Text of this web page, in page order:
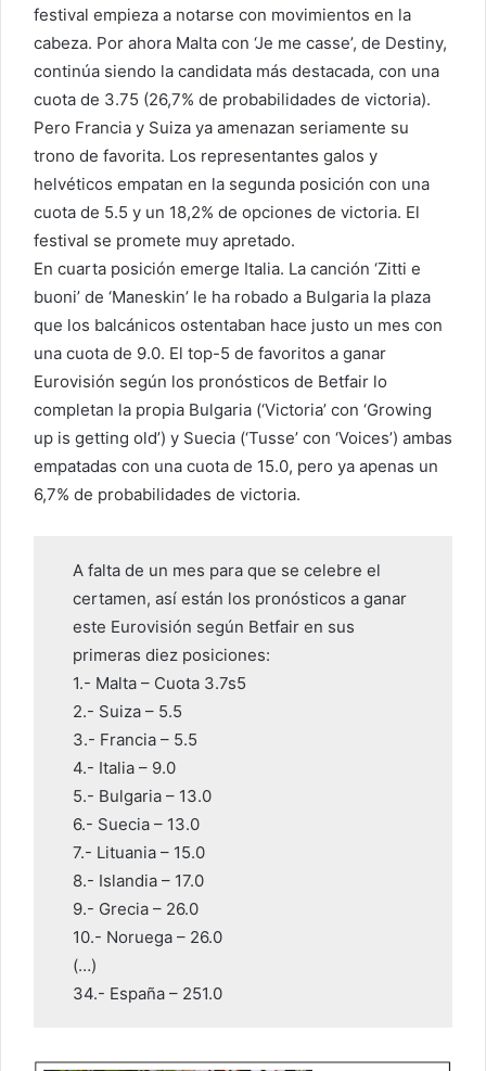
festival empieza a notarse con movimientos en la
cabeza. Por ahora Malta con ‘Je me casse’, de Destiny,
continúa siendo la candidata más destacada, con una
cuota de 3.75 (26,7% de probabilidades de victoria).
Pero Francia y Suiza ya amenazan seriamente su
trono de favorita. Los representantes galos y
helvéticos empatan en la segunda posición con una
cuota de 5.5 y un 18,2% de opciones de victoria. El
festival se promete muy apretado.
En cuarta posición emerge Italia. La canción ‘Zitti e
buoni’ de ‘Maneskin’ le ha robado a Bulgaria la plaza
que los balcánicos ostentaban hace justo un mes con
una cuota de 9.0. El top-5 de favoritos a ganar
Eurovisión según los pronósticos de Betfair lo
completan la propia Bulgaria (‘Victoria’ con ‘Growing
up is getting old’) y Suecia (‘Tusse’ con ‘Voices’) ambas
empatadas con una cuota de 15.0, pero ya apenas un
6,7% de probabilidades de victoria.
A falta de un mes para que se celebre el
certamen, así están los pronósticos a ganar
este Eurovisión según Betfair en sus
primeras diez posiciones:
1.- Malta – Cuota 3.7s5
2.- Suiza – 5.5
3.- Francia – 5.5
4.- Italia – 9.0
5.- Bulgaria – 13.0
6.- Suecia – 13.0
7.- Lituania – 15.0
8.- Islandia – 17.0
9.- Grecia – 26.0
10.- Noruega – 26.0
(…)
34.- España – 251.0